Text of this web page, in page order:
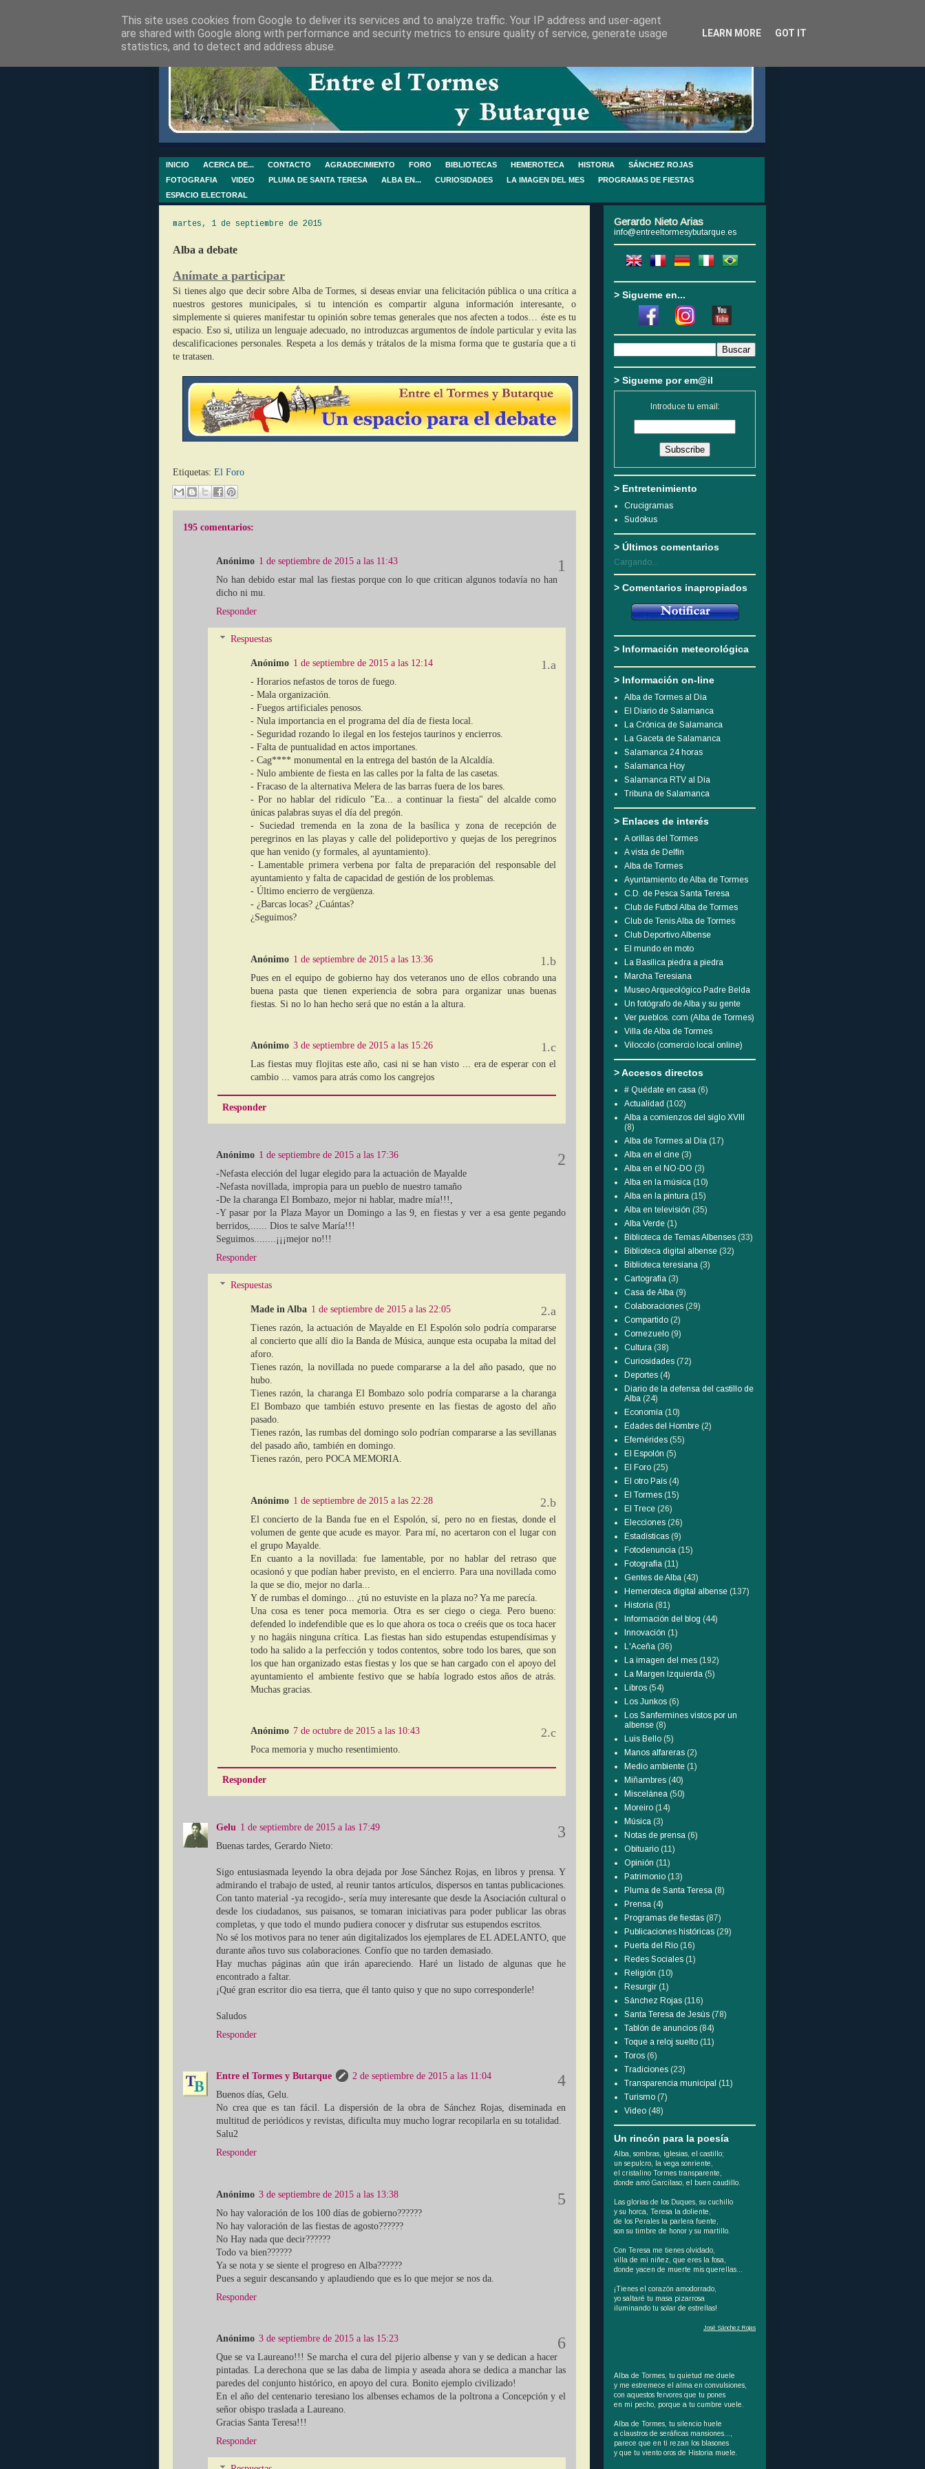
INICIO ACERCA DE... CONTACTO AGRADECIMIENTO FORO BIBLIOTECAS HEMEROTECA HISTORIA
SÁNCHEZ ROJAS
FOTOGRAFIA
VIDEO PLUMA DE SANTA TERESA ALBA EN... CURIOSIDADES LA IMAGEN DEL MES
PROGRAMAS DE FIESTAS
ESPACIO ELECTORAL
martes, 1 de septiembre de 2015
Alba a debate
Anímate a participar
Si tienes algo que decir sobre Alba de Tormes, si deseas enviar una felicitación pública o una crítica a
nuestros gestores municipales, si tu intención es compartir alguna información interesante, o
simplemente si quieres manifestar tu opinión sobre temas generales que nos afecten a todos… éste es tu
espacio. Eso si, utiliza un lenguaje adecuado, no introduzcas argumentos de índole particular y evita las
descalificaciones personales. Respeta a los demás y trátalos de la misma forma que te gustaría que a ti
te tratasen.
Etiquetas: El Foro
195 comentarios:
Anónimo 1 de septiembre de 2015 a las 11:43
No han debido estar mal las fiestas porque con lo que critican algunos todavía no han
dicho ni mu.
Responder
Respuestas
Anónimo 1 de septiembre de 2015 a las 12:14
- Horarios nefastos de toros de fuego.
- Mala organización.
- Fuegos artificiales penosos.
- Nula importancia en el programa del día de fiesta local.
- Seguridad rozando lo ilegal en los festejos taurinos y encierros.
- Falta de puntualidad en actos importanes.
- Cag**** monumental en la entrega del bastón de la Alcaldía.
- Nulo ambiente de fiesta en las calles por la falta de las casetas.
- Fracaso de la alternativa Melera de las barras fuera de los bares.
- Por no hablar del ridículo "Ea... a continuar la fiesta" del alcalde como
únicas palabras suyas el día del pregón.
- Suciedad tremenda en la zona de la basílica y zona de recepción de
peregrinos en las playas y calle del polideportivo y quejas de los peregrinos
que han venido (y formales, al ayuntamiento).
- Lamentable primera verbena por falta de preparación del responsable del
ayuntamiento y falta de capacidad de gestión de los problemas.
- Último encierro de vergüenza.
- ¿Barcas locas? ¿Cuántas?
¿Seguimos?
Anónimo 1 de septiembre de 2015 a las 13:36
Pues en el equipo de gobierno hay dos veteranos uno de ellos cobrando una
buena pasta que tienen experiencia de sobra para organizar unas buenas
fiestas. Si no lo han hecho será que no están a la altura.
Anónimo 3 de septiembre de 2015 a las 15:26
Las fiestas muy flojitas este año, casi ni se han visto ... era de esperar con el
cambio ... vamos para atrás como los cangrejos
Responder
Anónimo 1 de septiembre de 2015 a las 17:36
-Nefasta elección del lugar elegido para la actuación de Mayalde
-Nefasta novillada, impropia para un pueblo de nuestro tamaño
-De la charanga El Bombazo, mejor ni hablar, madre mía!!!,
-Y pasar por la Plaza Mayor un Domingo a las 9, en fiestas y ver a esa gente pegando
berridos,...... Dios te salve María!!!
Seguimos........¡¡¡mejor no!!!
Responder
Respuestas
Made in Alba 1 de septiembre de 2015 a las 22:05
Tienes razón, la actuación de Mayalde en El Espolón solo podría compararse
al concierto que allí dio la Banda de Música, aunque esta ocupaba la mitad del
aforo.
Tienes razón, la novillada no puede compararse a la del año pasado, que no
hubo.
Tienes razón, la charanga El Bombazo solo podría compararse a la charanga
El Bombazo que también estuvo presente en las fiestas de agosto del año
pasado.
Tienes razón, las rumbas del domingo solo podrían compararse a las sevillanas
del pasado año, también en domingo.
Tienes razón, pero POCA MEMORIA.
Anónimo 1 de septiembre de 2015 a las 22:28
El concierto de la Banda fue en el Espolón, sí, pero no en fiestas, donde el
volumen de gente que acude es mayor. Para mí, no acertaron con el lugar con
el grupo Mayalde.
En cuanto a la novillada: fue lamentable, por no hablar del retraso que
ocasionó y que podían haber previsto, en el encierro. Para una novillada como
la que se dio, mejor no darla...
Y de rumbas el domingo... ¿tú no estuviste en la plaza no? Ya me parecía.
Una cosa es tener poca memoria. Otra es ser ciego o ciega. Pero bueno:
defended lo indefendible que es lo que ahora os toca o creéis que os toca hacer
y no hagáis ninguna crítica. Las fiestas han sido estupendas estupendísimas y
todo ha salido a la perfección y todos contentos, sobre todo los bares, que son
los que han organizado estas fiestas y los que se han cargado con el apoyo del
ayuntamiento el ambiente festivo que se había logrado estos años de atrás.
Muchas gracias.
Anónimo 7 de octubre de 2015 a las 10:43
Poca memoria y mucho resentimiento.
Responder
Gelu 1 de septiembre de 2015 a las 17:49
Buenas tardes, Gerardo Nieto:
Sigo entusiasmada leyendo la obra dejada por Jose Sánchez Rojas, en libros y prensa. Y
admirando el trabajo de usted, al reunir tantos artículos, dispersos en tantas publicaciones.
Con tanto material -ya recogido-, sería muy interesante que desde la Asociación cultural o
desde los ciudadanos, sus paisanos, se tomaran iniciativas para poder publicar las obras
completas, y que todo el mundo pudiera conocer y disfrutar sus estupendos escritos.
No sé los motivos para no tener aún digitalizados los ejemplares de EL ADELANTO, que
durante años tuvo sus colaboraciones. Confío que no tarden demasiado.
Hay muchas páginas aún que irán apareciendo. Haré un listado de algunas que he
encontrado a faltar.
¡Qué gran escritor dio esa tierra, que él tanto quiso y que no supo corresponderle!
Saludos
Responder
Entre el Tormes y Butarque
2 de septiembre de 2015 a las 11:04
Buenos días, Gelu.
No crea que es tan fácil. La dispersión de la obra de Sánchez Rojas, diseminada en
multitud de periódicos y revistas, dificulta muy mucho lograr recopilarla en su totalidad.
Salu2
Responder
Anónimo 3 de septiembre de 2015 a las 13:38
No hay valoración de los 100 días de gobierno??????
No hay valoración de las fiestas de agosto??????
No Hay nada que decir??????
Todo va bien??????
Ya se nota y se siente el progreso en Alba??????
Pues a seguir descansando y aplaudiendo que es lo que mejor se nos da.
Responder
Anónimo 3 de septiembre de 2015 a las 15:23
Que se va Laureano!!! Se marcha el cura del pijerio albense y van y se dedican a hacer
pintadas. La derechona que se las daba de limpia y aseada ahora se dedica a manchar las
paredes del conjunto histórico, en apoyo del cura. Bonito ejemplo civilizado!
En el año del centenario teresiano los albenses echamos de la poltrona a Concepción y el
señor obispo traslada a Laureano.
Gracias Santa Teresa!!!
Responder
Gerardo Nieto Arias
info@entreeltormesybutarque.es
> Sigueme en...
> Sigueme por em@il
Introduce tu email:
> Entretenimiento
Crucigramas
Sudokus
> Últimos comentarios
Cargando...
> Comentarios inapropiados
> Información meteorológica
> Información on-line
Alba de Tormes al Dia
El Diario de Salamanca
La Crónica de Salamanca
La Gaceta de Salamanca
Salamanca 24 horas
Salamanca Hoy
Salamanca RTV al Día
Tribuna de Salamanca
> Enlaces de interés
A orillas del Tormes
A vista de Delfín
Alba de Tormes
Ayuntamiento de Alba de Tormes
C.D. de Pesca Santa Teresa
Club de Futbol Alba de Tormes
Club de Tenis Alba de Tormes
Club Deportivo Albense
El mundo en moto
La Basílica piedra a piedra
Marcha Teresiana
Museo Arqueológico Padre Belda
Un fotógrafo de Alba y su gente
Ver pueblos. com (Alba de Tormes)
Villa de Alba de Tormes
Vilocolo (comercio local online)
> Accesos directos
# Quédate en casa (6)
Actualidad (102)
Alba a comienzos del siglo XVIII
(8)
Alba de Tormes al Día (17)
Alba en el cine (3)
Alba en el NO-DO (3)
Alba en la música (10)
Alba en la pintura (15)
Alba en televisión (35)
Alba Verde (1)
Biblioteca de Temas Albenses (33)
Biblioteca digital albense (32)
Biblioteca teresiana (3)
Cartografía (3)
Casa de Alba (9)
Colaboraciones (29)
Compartido (2)
Cornezuelo (9)
Cultura (38)
Curiosidades (72)
Deportes (4)
Diario de la defensa del castillo de
Alba (24)
Economía (10)
Edades del Hombre (2)
Efemérides (55)
El Espolón (5)
El Foro (25)
El otro País (4)
El Tormes (15)
El Trece (26)
Elecciones (26)
Estadísticas (9)
Fotodenuncia (15)
Fotografía (11)
Gentes de Alba (43)
Hemeroteca digital albense (137)
Historia (81)
Información del blog (44)
Innovación (1)
L'Aceña (36)
La imagen del mes (192)
La Margen Izquierda (5)
Libros (54)
Los Junkos (6)
Los Sanfermines vistos por un
albense (8)
Luis Bello (5)
Manos alfareras (2)
Medio ambiente (1)
Miñambres (40)
Miscelánea (50)
Moreiro (14)
Música (3)
Notas de prensa (6)
Obituario (11)
Opinión (11)
Patrimonio (13)
Pluma de Santa Teresa (8)
Prensa (4)
Programas de fiestas (87)
Publicaciones históricas (29)
Puerta del Río (16)
Redes Sociales (1)
Religión (10)
Resurgir (1)
Sánchez Rojas (116)
Santa Teresa de Jesús (78)
Tablón de anuncios (84)
Toque a reloj suelto (11)
Toros (6)
Tradiciones (23)
Transparencia municipal (11)
Turismo (7)
Video (48)
Un rincón para la poesía
Alba, sombras, iglesias, el castillo;
un sepulcro, la vega sonriente,
el cristalino Tormes transparente,
donde amó Garcilaso, el buen caudillo.
Las glorias de los Duques, su cuchillo
y su horca, Teresa la doliente,
de los Perales la parlera fuente,
son su timbre de honor y su martillo.
Con Teresa me tienes olvidado,
villa de mi niñez, que eres la fosa,
donde yacen de muerte mis querellas...
¡Tienes el corazón amodorrado,
yo saltaré tu masa pizarrosa
iluminando tu solar de estrellas!
José Sánchez Rojas
Alba de Tormes, tu quietud me duele
y me estremece el alma en convulsiones,
con aquestos fervores que tu pones
en mi pecho, porque a tu cumbre vuele.
Alba de Tormes, tu silencio huele
a claustros de seráficas mansiones…,
parece que en ti rezan los blasones
y que tu viento oros de Historia muele.
This site uses cookies from Google to deliver its services and to analyze traffic. Your IP address and user-agent
are shared with Google along with performance and security metrics to ensure quality of service, generate usage
statistics, and to detect and address abuse.
LEARN MORE GOT IT